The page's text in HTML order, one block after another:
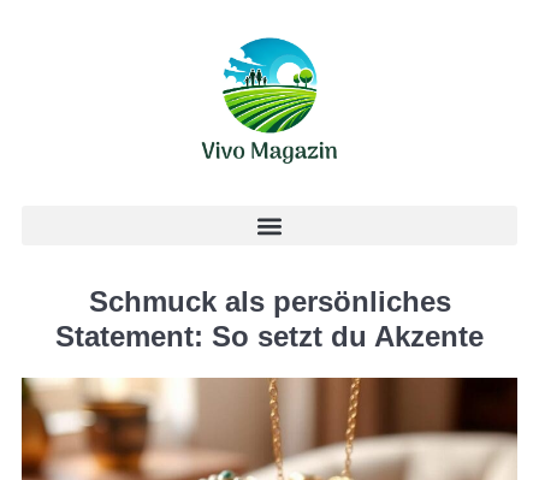
Schmuck als persönliches
Statement: So setzt du Akzente